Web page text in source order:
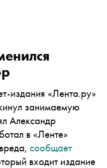
издания «Лента.ру»
занимаемую
Александр
в «Ленте»
сообщает
входит издание